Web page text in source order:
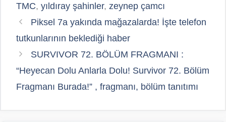
TMC, yıldıray şahinler, zeynep çamcı
Piksel 7a yakında mağazalarda! İşte telefon
tutkunlarının beklediği haber
SURVIVOR 72. BÖLÜM FRAGMANI :
“Heyecan Dolu Anlarla Dolu! Survivor 72. Bölüm
Fragmanı Burada!” , fragmanı, bölüm tanıtımı